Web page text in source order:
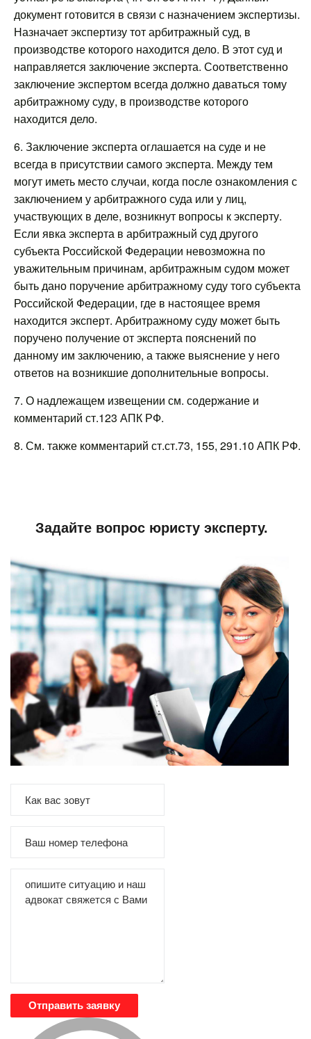
документ готовится в связи с назначением экспертизы.
Назначает экспертизу тот арбитражный суд, в
производстве которого находится дело. В этот суд и
направляется заключение эксперта. Соответственно
заключение экспертом всегда должно даваться тому
арбитражному суду, в производстве которого
находится дело.
6. Заключение эксперта оглашается на суде и не
всегда в присутствии самого эксперта. Между тем
могут иметь место случаи, когда после ознакомления с
заключением у арбитражного суда или у лиц,
участвующих в деле, возникнут вопросы к эксперту.
Если явка эксперта в арбитражный суд другого
субъекта Российской Федерации невозможна по
уважительным причинам, арбитражным судом может
быть дано поручение арбитражному суду того субъекта
Российской Федерации, где в настоящее время
находится эксперт. Арбитражному суду может быть
поручено получение от эксперта пояснений по
данному им заключению, а также выяснение у него
ответов на возникшие дополнительные вопросы.
7. О надлежащем извещении см. содержание и
комментарий ст.123 АПК РФ.
8. См. также комментарий ст.ст.73, 155, 291.10 АПК РФ.
Задайте вопрос юристу эксперту.
Отправить заявку